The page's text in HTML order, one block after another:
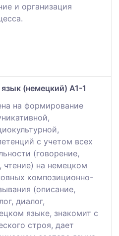
и организация
(немецкий) A1-1
на формирование
с учетом всех
(говорение,
чтение) на немецком
композиционно-
(описание,
диалог,
языке, знакомит с
строя, дает